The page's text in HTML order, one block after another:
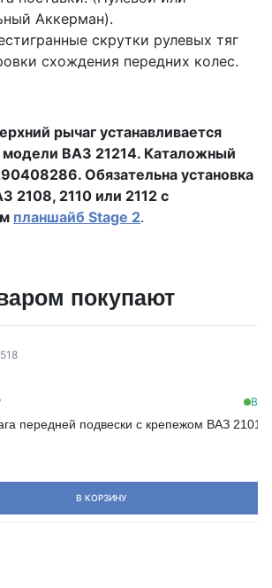
Аккерман).
скрутки рулевых тяг
схождения передних колес.
рычаг устанавливается
модели ВАЗ 21214. Каталожный
Обязательна установка
2108, 2110 или 2112 с
планшайб Stage 2.
покупают
В
передней подвески с крепежом ВАЗ 2101
В КОРЗИНУ